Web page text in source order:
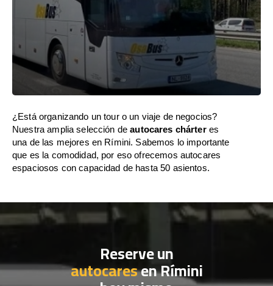
¿Está organizando un tour o un viaje de negocios?
Nuestra amplia selección deautocares chárteres
una de las mejores en Rímini. Sabemos lo importante
que es la comodidad, por eso ofrecemos autocares
espaciosos con capacidad de hasta 50 asientos.
Reserve un
autocaresen Rímini